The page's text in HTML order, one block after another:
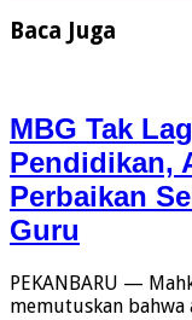
Baca Juga
MBG Tak
Pendidikan,
Perbaikan
Guru
PEKANBARU —
memutuskan